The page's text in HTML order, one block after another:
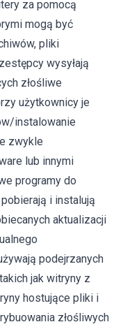
za pomocą
mogą być
pliki
wysyłają
złośliwe
użytkownicy je
instalowanie
zwykle
lub innymi
programy do
i instalują
aktualizacji
podejrzanych
jak witryny z
hostujące pliki i
złośliwych